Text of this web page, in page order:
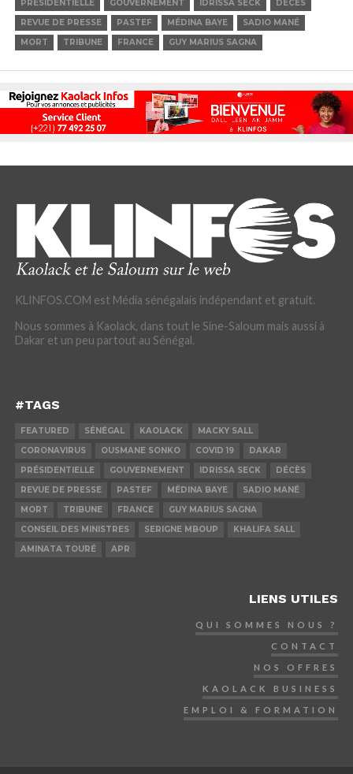
PRÉSIDENTIELLE
GOUVERNEMENT IDRISSA SECK
DÉCÈS
REVUE DE PRESSE
PASTEF MÉDINA BAYE
SADIO MANÉ
MORT
TRIBUNE FRANCE GUY MARIUS SAGNA
KLINFOS.COM est Média sénégalais indépendant et gratuit.
Nous sommes à Kaolack, dans tout le Sine-Saloum mais aussi à
Dakar et un peu partout au Sénégal.
#TAGS
FEATURED SÉNÉGAL KAOLACK
MACKY SALL
CORONAVIRUS
OUSMANE SONKO COVID 19
DAKAR
PRÉSIDENTIELLE
GOUVERNEMENT IDRISSA SECK
DÉCÈS
REVUE DE PRESSE
PASTEF MÉDINA BAYE
SADIO MANÉ
MORT
TRIBUNE FRANCE
GUY MARIUS SAGNA
CONSEIL DES MINISTRES
SERIGNE MBOUP
KHALIFA SALL
AMINATA TOURÉ
APR
LIENS UTILES
QUI SOMMES NOUS ?
CONTACT
NOS OFFRES
KAOLACK BUSINESS
EMPLOI & FORMATION